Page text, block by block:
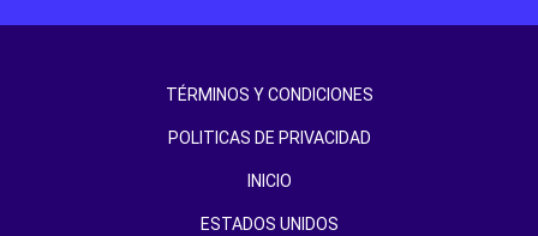
TÉRMINOS Y CONDICIONES
POLITICAS DE PRIVACIDAD
INICIO
ESTADOS UNIDOS